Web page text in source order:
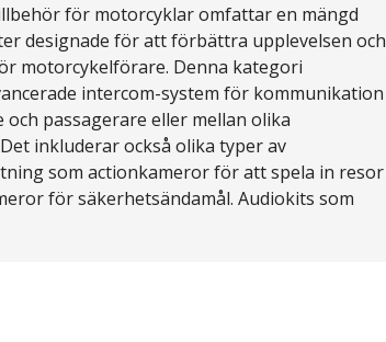
för motorcyklar omfattar en mängd
designade för att förbättra upplevelsen och
motorcykelförare. Denna kategori
intercom-system för kommunikation
och passagerare eller mellan olika
inkluderar också olika typer av
som actionkameror för att spela in resor
för säkerhetsändamål. Audiokits som